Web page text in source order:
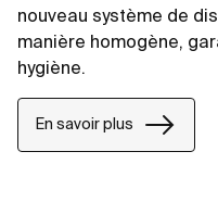
nouveau système de
manière homogène,
hygiène.
En savoir plus